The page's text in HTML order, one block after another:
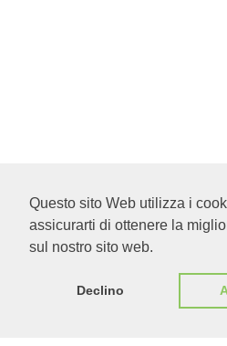
Questo sito Web utilizza i
assicurarti di ottenere la
sul nostro sito web.
Declino